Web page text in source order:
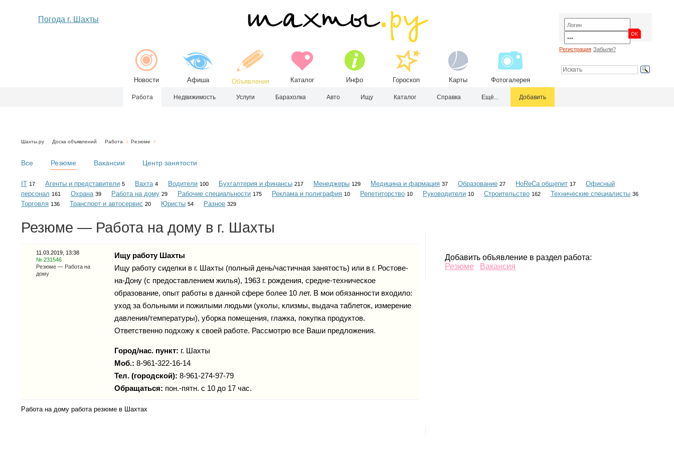
Погода г. Шахты
Новости Афиша Объявления Каталог Инфо Гороскоп Карты Фотогалерея
Регистрация Забыли?
Работа Недвижимость Услуги Барахолка Авто Ищу Каталог Справка Ещё... Добавить
Шахты.ру Доска объявлений Работа Резюме
Все Резюме Вакансии Центр занятости
IT 17 Агенты и представители 5 Вахта 4 Водители 100 Бухгалтерия и финансы 217 Менеджеры 129 Медицина и фармация 37 Образование 27 HoReCa общепит 17
Офисный
персонал 161 Охрана 39 Работа на дому 29 Рабочие специальности 175 Реклама и полиграфия 10 Репетиторство 10 Руководители 10 Строительство 162 Технические специалисты 36
Торговля 136 Транспорт и автосервис 20 Юристы 54 Разное 329
Резюме — Работа на дому в г. Шахты
11.03.2019, 13:38
№ 231546
Резюме — Работа на
дому
Ищу работу Шахты
Ищу работу сиделки в г. Шахты (полный день/частичная занятость) или в г. Ростове-
на-Дону (с предоставлением жилья), 1963 г. рождения, средне-техническое
образование, опыт работы в данной сфере более 10 лет. В мои обязанности входило:
уход за больными и пожилыми людьми (уколы, клизмы, выдача таблеток, измерение
давления/температуры), уборка помещения, глажка, покупка продуктов.
Ответственно подхожу к своей работе. Рассмотрю все Ваши предложения.
Город/нас. пункт: г. Шахты
Моб.: 8-961-322-16-14
Тел. (городской): 8-961-274-97-79
Обращаться: пон.-пятн. с 10 до 17 час.
Работа на дому работа резюме в Шахтах
Добавить объявление в раздел работа:
Резюме
Вакансия